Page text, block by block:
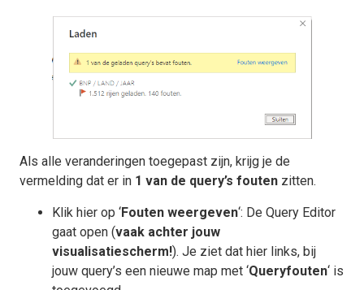
Als alle veranderingen toegepast zijn, krijg je de
vermelding dat er in 1 van de query’s fouten zitten.
Klik hier op ‘Fouten weergeven‘: De Query Editor
gaat open (vaak achter jouw
visualisatiescherm!). Je ziet dat hier links, bij
jouw query’s een nieuwe map met ‘Queryfouten‘ is